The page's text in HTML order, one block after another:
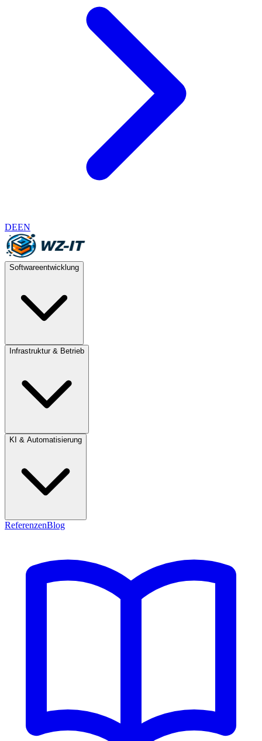
DEEN
Softwareentwicklung
Infrastruktur & Betrieb
KI & Automatisierung
ReferenzenBlog